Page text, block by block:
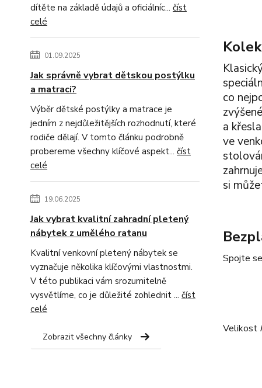
dítěte na základě údajů a oficiálníc... číst
celé
01.09.2025
Jak správně vybrat dětskou postýlku
a matraci?
Výběr dětské postýlky a matrace je
jedním z nejdůležitějších rozhodnutí, které
rodiče dělají. V tomto článku podrobně
probereme všechny klíčové aspekt... číst
celé
19.06.2025
Jak vybrat kvalitní zahradní pletený
nábytek z umělého ratanu
Kvalitní venkovní pletený nábytek se
vyznačuje několika klíčovými vlastnostmi.
V této publikaci vám srozumitelně
vysvětlíme, co je důležité zohlednit ... číst
celé
Zobrazit všechny články
co
a
ve
si
Spojte
Velikost